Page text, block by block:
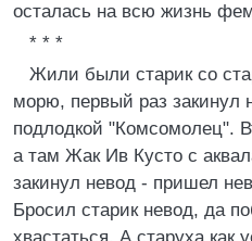
осталась на всю жизнь
* * *
Жили были старик со
морю, первый раз закинул
подлодкой "Комсомолец".
а там Жак Ив Кусто с
закинул невод - пришел
Бросил старик невод, да